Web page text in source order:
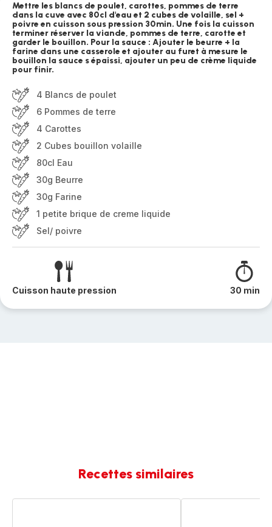
Mettre les blancs de poulet, carottes, pommes de terre
dans la cuve avec 80cl d'eau et 2 cubes de volaille, sel +
poivre en cuisson sous pression 30min. Une fois la cuisson
terminer réserver la viande, pommes de terre, carotte et
garder le bouillon. Pour la sauce : Ajouter le beurre + la
farine dans une casserole et ajouter au furet à mesure le
bouillon la sauce s épaissi, ajouter un peu de crème liquide
pour finir.
4 Blancs de poulet
6 Pommes de terre
4 Carottes
2 Cubes bouillon volaille
80cl Eau
30g Beurre
30g Farine
1 petite brique de creme liquide
Sel/ poivre
Cuisson haute pression 30 min
Recettes similaires